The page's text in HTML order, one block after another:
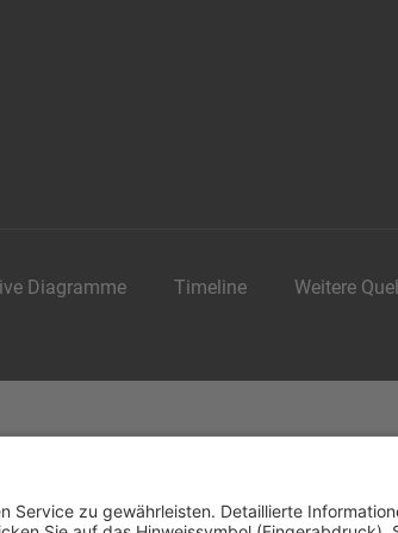
Diagramme Timeline Weitere